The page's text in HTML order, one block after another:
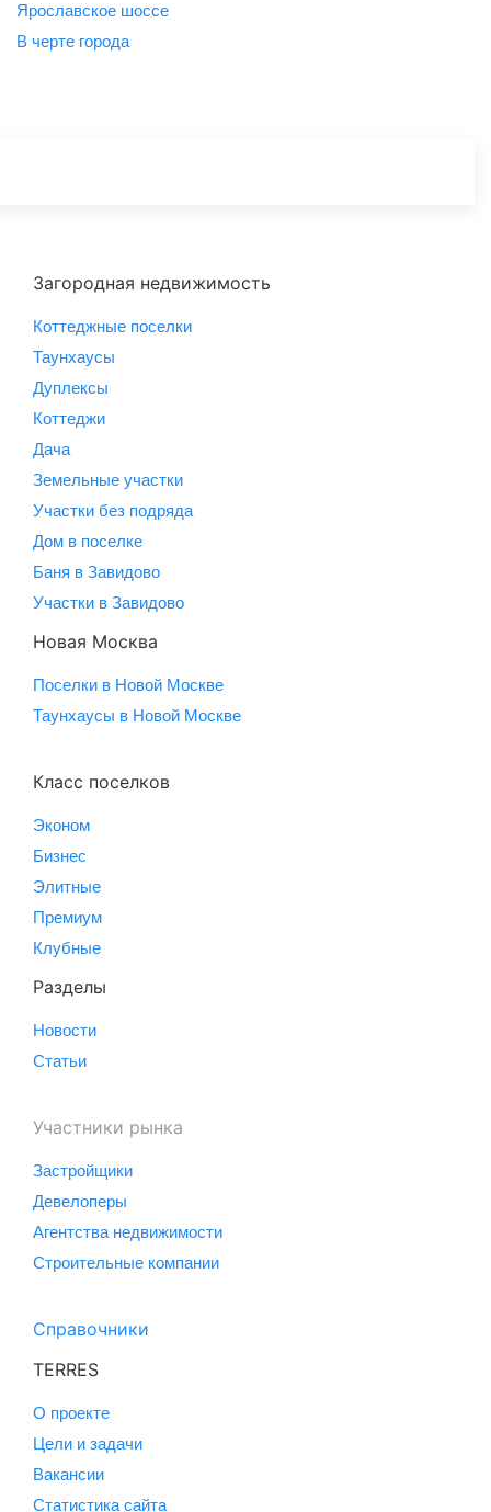
Ярославское шоссе
B черте города
Загородная недвижимость
Коттеджные поселки
Таунхаусы
Дуплексы
Коттеджи
Дача
Земельные участки
Участки без подряда
Дом в поселке
Баня в Завидово
Участки в Завидово
Новая Москва
Поселки в Новой Москве
Таунхаусы в Новой Москве
Класс поселков
Эконом
Бизнес
Элитные
Премиум
Клубные
Разделы
Новости
Статьи
Участники рынка
Застройщики
Девелоперы
Агентства недвижимости
Строительные компании
Справочники
TERRES
О проекте
Цели и задачи
Вакансии
Статистика сайта